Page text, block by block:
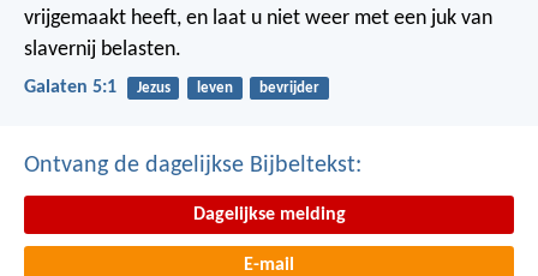
vrijgemaakt heeft, en laat u niet weer met een juk van
slavernij belasten.
Galaten 5:1 Jezus leven bevrijder
Ontvang de dagelijkse Bijbeltekst:
Dagelijkse melding
E-mail